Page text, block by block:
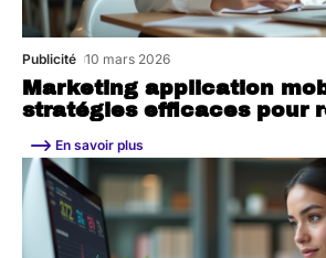
Marketing application
stratégies efficaces pour
Publicité 10 mars 2026
En savoir plus